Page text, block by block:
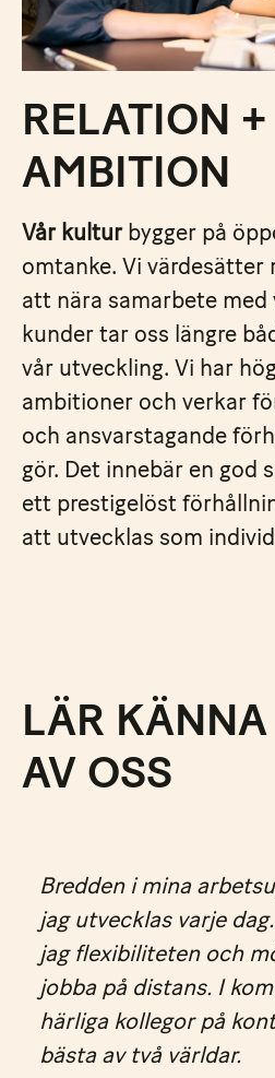
RELATION +
AMBITION
Vår kultur bygger på
omtanke. Vi värdesätter
att nära samarbete med
kunder tar oss längre
vår utveckling. Vi har
ambitioner och verkar
och ansvarstagande
gör. Det innebär en god
ett prestigelöst
att utvecklas som
LÄR
AV OSS
Bredden i mina
jag utvecklas varje
jag flexibiliteten och
jobba på distans. I
härliga kollegor på
bästa av två världar.